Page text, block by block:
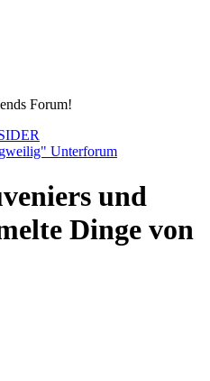
Forum!
Unterforum
und
Dinge von